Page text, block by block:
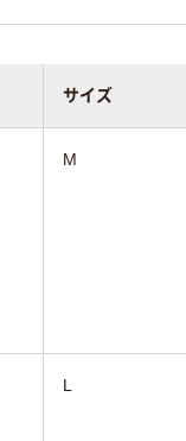
サイズ
M
L